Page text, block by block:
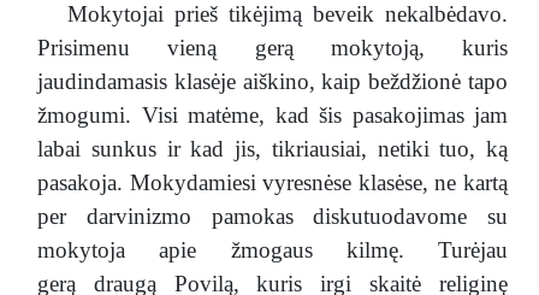
Mokytojai prieš tikėjimą beveik nekalbėdavo.
Prisimenu vieną gerą mokytoją, kuris
jaudindamasis klasėje aiškino, kaip beždžionė tapo
žmogumi. Visi matėme, kad šis pasakojimas jam
labai sunkus ir kad jis, tikriausiai, netiki tuo, ką
pasakoja. Mokydamiesi vyresnėse klasėse, ne kartą
per darvinizmo pamokas diskutuodavome su
mokytoja apie žmogaus kilmę. Turėjau
gerą draugą Povilą, kuris irgi skaitė religinę